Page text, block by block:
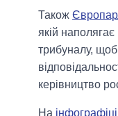
Також
якій
трибуналу,
керівництво
На інфографіці